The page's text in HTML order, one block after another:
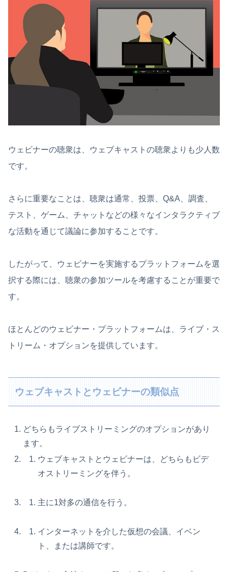
ウェビナーの聴衆は、ウェブキャストの聴衆よりも少人数
です。
さらに重要なことは、聴衆は通常、投票、Q&A、調査、
テスト、ゲーム、チャットなどの様々なインタラクティブ
な活動を通じて議論に参加することです。
したがって、ウェビナーを実施するプラットフォームを選
択する際には、聴衆の参加ツールを考慮することが重要で
す。
ほとんどのウェビナー・プラットフォームは、ライブ・ス
トリーム・オプションを提供しています。
ウェブキャストとウェビナーの類似点
どちらもライブストリーミングのオプションがあり
ます。
ウェブキャストとウェビナーは、どちらもビデ
オストリーミングを伴う。
主に1対多の通信を行う。
インターネットを介した仮想の会議、イベン
ト、または講師です。